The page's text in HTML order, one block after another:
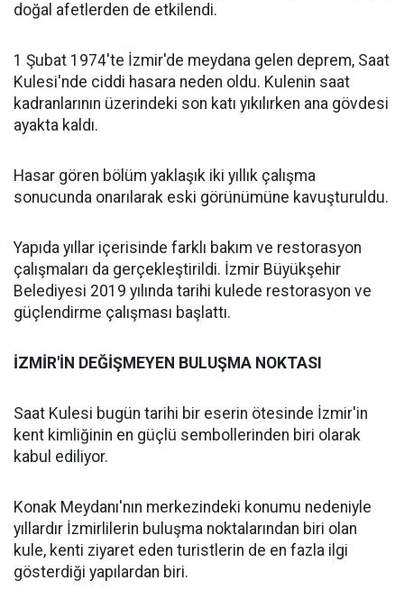
doğal afetlerden de etkilendi.
1 Şubat 1974'te İzmir'de meydana gelen deprem, Saat
Kulesi'nde ciddi hasara neden oldu. Kulenin saat
kadranlarının üzerindeki son katı yıkılırken ana gövdesi
ayakta kaldı.
Hasar gören bölüm yaklaşık iki yıllık çalışma
sonucunda onarılarak eski görünümüne kavuşturuldu.
Yapıda yıllar içerisinde farklı bakım ve restorasyon
çalışmaları da gerçekleştirildi. İzmir Büyükşehir
Belediyesi 2019 yılında tarihi kulede restorasyon ve
güçlendirme çalışması başlattı.
İZMİR'İN DEĞİŞMEYEN BULUŞMA NOKTASI
Saat Kulesi bugün tarihi bir eserin ötesinde İzmir'in
kent kimliğinin en güçlü sembollerinden biri olarak
kabul ediliyor.
Konak Meydanı'nın merkezindeki konumu nedeniyle
yıllardır İzmirlilerin buluşma noktalarından biri olan
kule, kenti ziyaret eden turistlerin de en fazla ilgi
gösterdiği yapılardan biri.